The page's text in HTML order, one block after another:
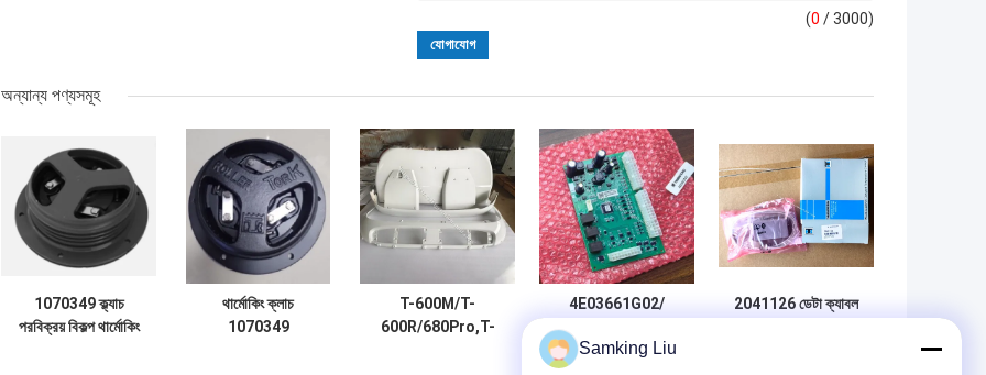
(0 / 3000)
অন্যান্য পণ্যসমূহ
1070349 ক্ল্যাচ
পরবিক্রয় বিকল্প থার্মোকিং
থার্মোকিং ক্লাচ
1070349
T-600M/T-
600R/680Pro,T-
4E03661G02/
673323 থার্মো কিং
প্রধান মডিউল CAN-EU
2041126 ডেটা ক্যাবল
Samking Liu